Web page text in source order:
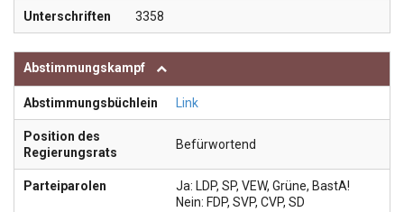
Unterschriften 3358
Abstimmungskampf
Abstimmungsbüchlein Link
Position des
Regierungsrats
Befürwortend
Parteiparolen
Ja: LDP, SP, VEW, Grüne, BastA!
Nein: FDP, SVP, CVP, SD